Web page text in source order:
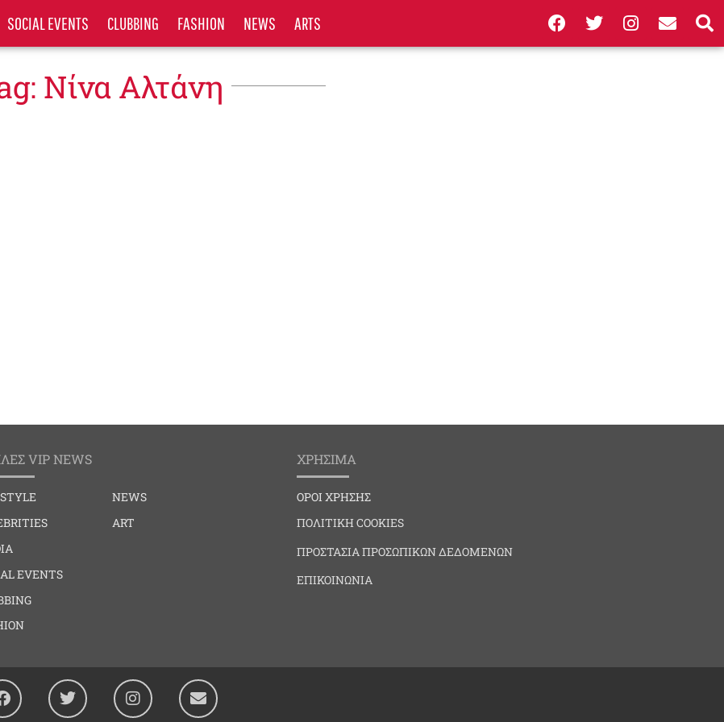
SOCIAL EVENTS CLUBBING FASHION NEWS ARTS
Νίνα Αλτάνη
VIP NEWS
EVENTS
NEWS
ART
ΧΡΗΣΙΜΑ
ΟΡΟΙ ΧΡΗΣΗΣ
ΠΟΛΙΤΙΚΗ COOKIES
ΠΡΟΣΤΑΣΙΑ ΠΡΟΣΩΠΙΚΩΝ ΔΕΔΟΜΕΝΩΝ
ΕΠΙΚΟΙΝΩΝΙΑ